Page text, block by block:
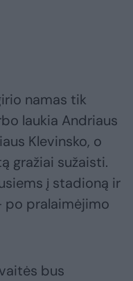
namas tik
laukia Andriaus
Klevinsko, o
gražiai sužaisti.
į stadioną ir
po pralaimėjimo
bus